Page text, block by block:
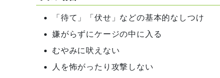
「待て」「伏せ」などの基本的なしつけ
嫌がらずにケージの中に入る
むやみに吠えない
人を怖がったり攻撃しない